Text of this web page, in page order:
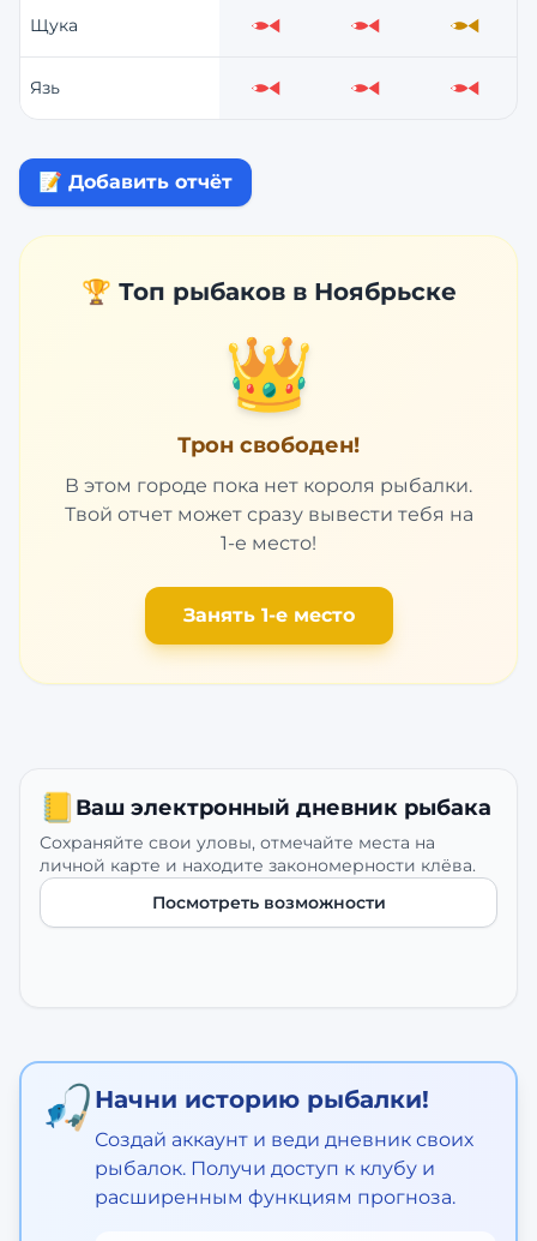
Щука Слабо Слабо Средне
Язь Слабо Слабо Слабо
📝 Добавить отчёт
🏆 Топ рыбаков в Ноябрьске
👑
Трон свободен!
В этом городе пока нет короля рыбалки.
Твой отчет может сразу вывести тебя на
1-е место!
Занять 1-е место
📒 Ваш электронный дневник рыбака
Сохраняйте свои уловы, отмечайте места на
личной карте и находите закономерности клёва.
Посмотреть возможности
🎣 Начни историю рыбалки!
Создай аккаунт и веди дневник своих
рыбалок. Получи доступ к клубу и
расширенным функциям прогноза.